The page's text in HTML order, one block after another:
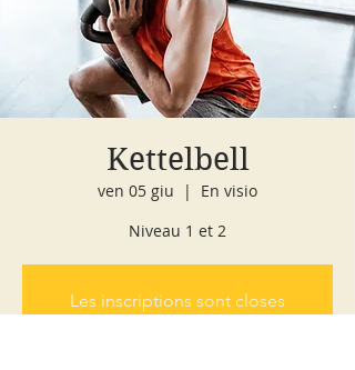
Kettelbell
ven 05 giu
  |
En visio
Niveau 1 et 2
Les inscriptions sont closes